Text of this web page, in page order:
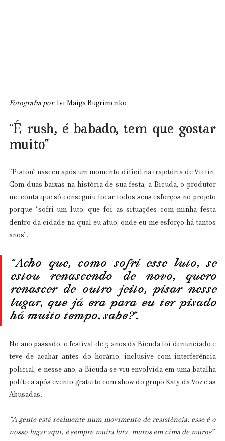
Fotografia por Ivi Maiga Bugrimenko
“É rush, é babado, tem que gostar
muito”
“Piston” nasceu após um momento difícil na trajetória de Victin.
Com duas baixas na história de sua festa, a Bicuda, o produtor
me conta que só conseguiu focar todos seus esforços no projeto
porque “sofri um luto, que foi as situações com minha festa
dentro da cidade na qual eu atuo, onde eu me esforço há tantos
anos”.
“Acho que, como sofri esse luto, se
estou renascendo de novo, quero
renascer de outro jeito, pisar nesse
lugar, que já era para eu ter pisado
há muito tempo, sabe?”.
No ano passado, o festival de 5 anos da Bicuda foi denunciado e
teve de acabar antes do horário, inclusive com interferência
policial, e nesse ano, a Bicuda se viu envolvida em uma batalha
política após evento gratuito com show do grupo Katy da Voz e as
Abusadas.
“A gente está realmente num movimento de resistência, esse é o
nosso lugar aqui, é sempre muita luta, muros em cima de muros”,